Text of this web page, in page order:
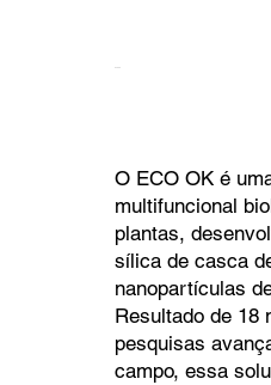
O ECO OK é
multifuncional
plantas,
sílica de casca
nanopartículas
Resultado de 18
pesquisas
campo, essa